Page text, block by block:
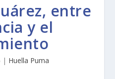
entre
y el
| Huella Puma